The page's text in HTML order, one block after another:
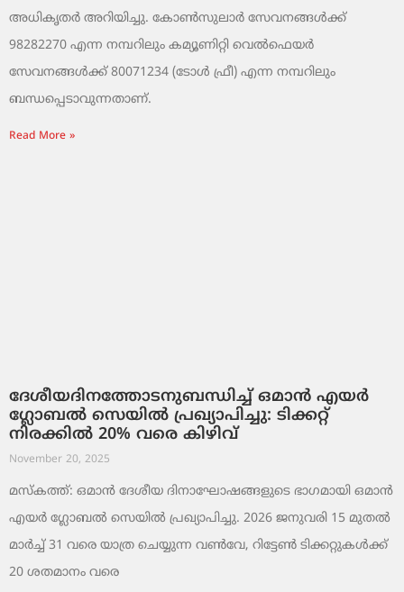
അധികൃതർ അറിയിച്ചു. കോൺസുലാർ സേവനങ്ങൾക്ക്
98282270 എന്ന നമ്പറിലും കമ്യൂണിറ്റി വെൽഫെയർ
സേവനങ്ങൾക്ക് 80071234 (ടോൾ ഫ്രീ) എന്ന നമ്പറിലും
ബന്ധപ്പെടാവുന്നതാണ്.
Read More »
ദേശീയദിനത്തോടനുബന്ധിച്ച് ഒമാൻ എയർ
ഗ്ലോബൽ സെയിൽ പ്രഖ്യാപിച്ചു: ടിക്കറ്റ്
നിരക്കിൽ 20% വരെ കിഴിവ്
November 20, 2025
മസ്‌കത്ത്: ഒമാൻ ദേശീയ ദിനാഘോഷങ്ങളുടെ ഭാഗമായി ഒമാൻ
എയർ ഗ്ലോബൽ സെയിൽ പ്രഖ്യാപിച്ചു. 2026 ജനുവരി 15 മുതൽ
മാർച്ച് 31 വരെ യാത്ര ചെയ്യുന്ന വൺവേ, റിട്ടേൺ ടിക്കറ്റുകൾക്ക്
20 ശതമാനം വരെ